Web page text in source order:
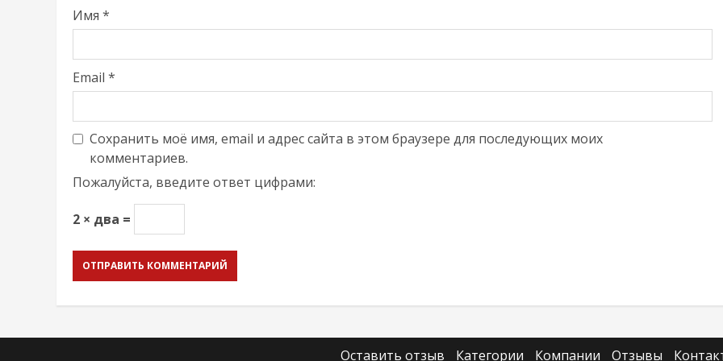
Имя *
Email *
Сохранить моё имя, email и адрес сайта в этом браузере для последующих моих
комментариев.
Пожалуйста, введите ответ цифрами:
2 × два =
Оставить отзыв Категории Компании Отзывы